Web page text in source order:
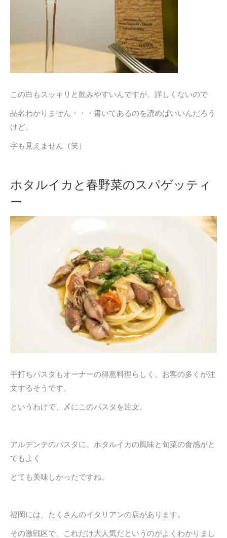
この白もスッキリと飲みやすいんですが、詳しくないので
品名わかりません・・・書いてあるのを読めばいいんだろう
けど、
字も見えません（笑）
ホタルイカと春野菜のスパゲッティ
ー
手打ちパスタもオーナーの得意料理らしく、お客の多くが注
文するそうです。
というわけで、〆にこのパスタを注文。
アルデンテのパスタに、ホタルイカの風味と旬菜の食感がと
てもよく
とても美味しかったですね。
福岡には、たくさんのイタリアンの店があります。
その激戦区で、これだけ大人気だというのがよくわかりまし